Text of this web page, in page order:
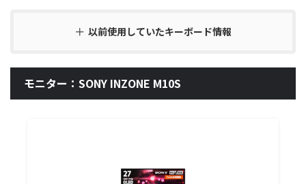
以前使用していたキーボード情報
モニター：SONY INZONE M10S